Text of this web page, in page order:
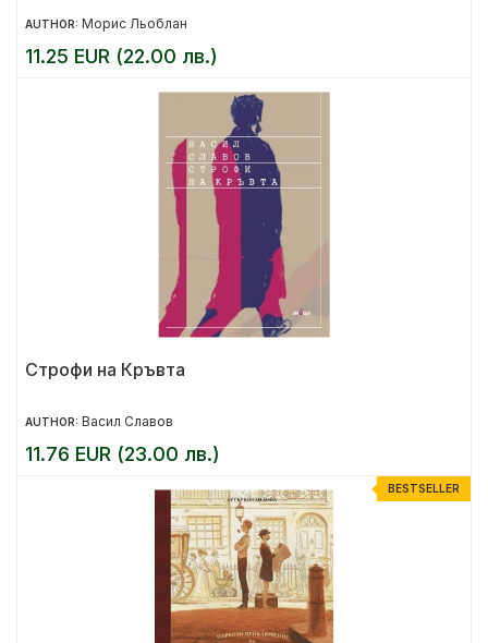
AUTHOR: Морис Льоблан
11.25 EUR (22.00 лв.)
Строфи на Кръвта
AUTHOR: Васил Славов
11.76 EUR (23.00 лв.)
BESTSELLER